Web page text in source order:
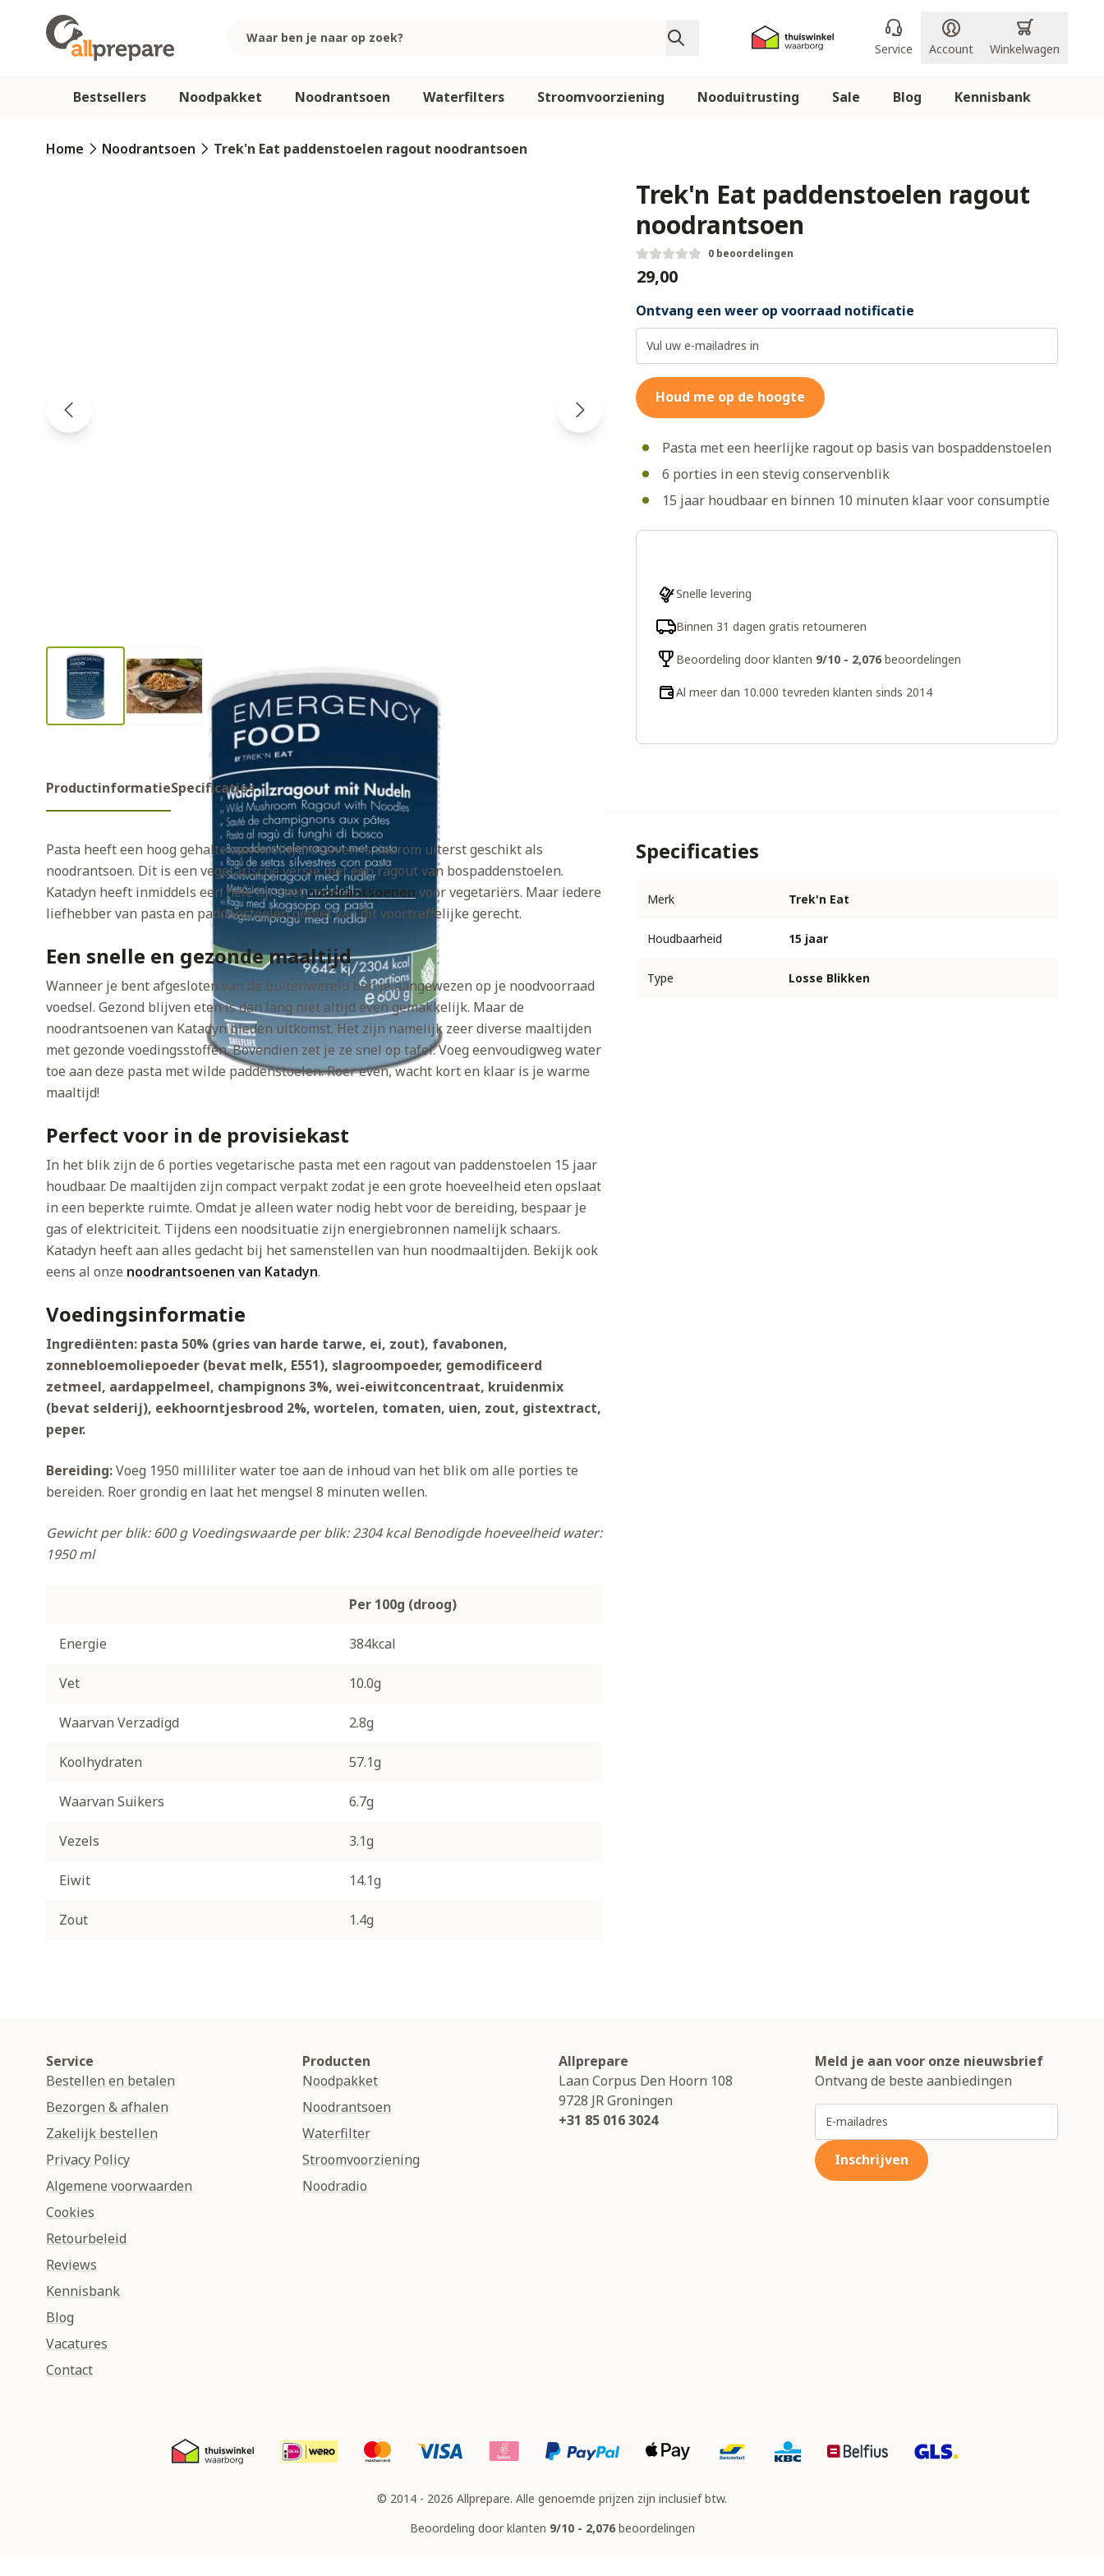
Bestsellers Noodpakket Noodrantsoen Waterfilters Stroomvoorziening Nooduitrusting Sale Blog Kennisbank
Service Account Winkelwagen
Home Noodrantsoen Trek'n Eat paddenstoelen ragout noodrantsoen
Trek'n Eat paddenstoelen ragout
noodrantsoen
0 beoordelingen
€29,00
Ontvang een weer op voorraad notificatie
Houd me op de hoogte
Pasta met een heerlijke ragout op basis van bospaddenstoelen
6 porties in een stevig conservenblik
15 jaar houdbaar en binnen 10 minuten klaar voor consumptie
Snelle levering
Binnen 31 dagen gratis retourneren
Beoordeling door klanten 9/10 - 2,076beoordelingen
Al meer dan 10.000 tevreden klanten sinds 2014
ProductinformatieSpecificaties
Pasta heeft een hoog gehalte aan koolhydraten en is daarom uiterst geschikt als
noodrantsoen. Dit is een vegetarische versie met een ragout van bospaddenstoelen.
Katadyn heeft inmiddels een hele lijn metnoodrantsoenen voor vegetariërs. Maar iedere
liefhebber van pasta en paddenstoelen geniet van dit voortreffelijke gerecht.
Een snelle en gezonde maaltijd
Wanneer je bent afgesloten van de buitenwereld ben je aangewezen op je noodvoorraad
voedsel. Gezond blijven eten is dan lang niet altijd even gemakkelijk. Maar de
noodrantsoenen van Katadyn bieden uitkomst. Het zijn namelijk zeer diverse maaltijden
met gezonde voedingsstoffen. Bovendien zet je ze snel op tafel. Voeg eenvoudigweg water
toe aan deze pasta met wilde paddenstoelen. Roer even, wacht kort en klaar is je warme
maaltijd!
Perfect voor in de provisiekast
In het blik zijn de 6 porties vegetarische pasta met een ragout van paddenstoelen 15 jaar
houdbaar. De maaltijden zijn compact verpakt zodat je een grote hoeveelheid eten opslaat
in een beperkte ruimte. Omdat je alleen water nodig hebt voor de bereiding, bespaar je
gas of elektriciteit. Tijdens een noodsituatie zijn energiebronnen namelijk schaars.
Katadyn heeft aan alles gedacht bij het samenstellen van hun noodmaaltijden. Bekijk ook
eens al onze noodrantsoenen van Katadyn.
Voedingsinformatie
Ingrediënten: pasta 50% (gries van harde tarwe, ei, zout), favabonen,
zonnebloemoliepoeder (bevat melk, E551), slagroompoeder, gemodificeerd
zetmeel, aardappelmeel, champignons 3%, wei-eiwitconcentraat, kruidenmix
(bevat selderij), eekhoorntjesbrood 2%, wortelen, tomaten, uien, zout, gistextract,
peper.
Bereiding:Voeg 1950 milliliter water toe aan de inhoud van het blik om alle porties te
bereiden. Roer grondig en laat het mengsel 8 minuten wellen.
Gewicht per blik: 600 gVoedingswaarde per blik: 2304 kcalBenodigde hoeveelheid water:
1950 ml
Per 100g (droog)
Energie 384kcal
Vet 10.0g
Waarvan Verzadigd 2.8g
Koolhydraten 57.1g
Waarvan Suikers 6.7g
Vezels 3.1g
Eiwit 14.1g
Zout 1.4g
Specificaties
Merk Trek'n Eat
Houdbaarheid 15 jaar
Type Losse Blikken
Service
Bestellen en betalen
Bezorgen & afhalen
Zakelijk bestellen
Privacy Policy
Algemene voorwaarden
Cookies
Retourbeleid
Reviews
Kennisbank
Blog
Vacatures
Contact
Producten
Noodpakket
Noodrantsoen
Waterfilter
Stroomvoorziening
Noodradio
Allprepare
Laan Corpus Den Hoorn 108
9728 JRGroningen
+31 85 016 3024
Meld je aan voor onze nieuwsbrief
Ontvang de beste aanbiedingen
E-mailadres
Inschrijven
© 2014 - 2026 Allprepare. Alle genoemde prijzen zijn inclusief btw.
Beoordeling door klanten 9/10 - 2,076beoordelingen